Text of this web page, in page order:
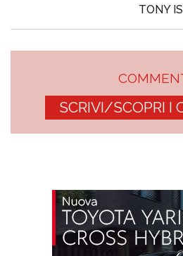
TONY
SCRIVI/SCOPRI I